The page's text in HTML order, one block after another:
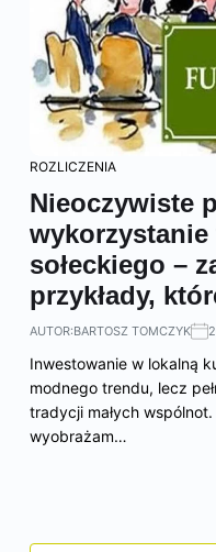
ROZLICZENIA
Nieoczywiste
sołeckiego –
przykłady,
AUTOR:BARTOSZ TOMCZYK
Inwestowanie w lokalną
modnego trendu, lecz
tradycji małych
wyobrażam…